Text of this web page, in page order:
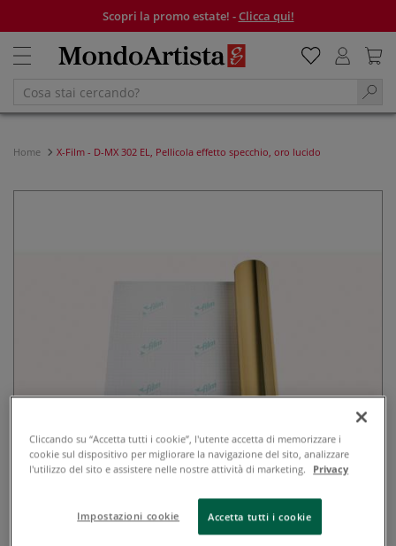
Scopri la promo estate! -Clicca qui!
Home X-Film - D-MX 302 EL, Pellicola effetto specchio, oro lucido
Cliccando su “Accetta tutti i cookie”, l'utente accetta di memorizzare i
cookie sul dispositivo per migliorare la navigazione del sito, analizzare
l'utilizzo del sito e assistere nelle nostre attività di marketing. Privacy
Impostazioni cookie Accetta tutti i cookie